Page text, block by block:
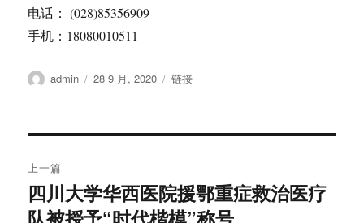
电话： (028)85356909
手机：18080010511
作
admin
发
28 9 月, 2020
格
链接
章
上一篇
上
篇
四川大学华西医院援鄂重症救治医疗